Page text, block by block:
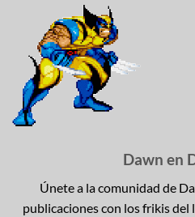
Dawn en
Únete a la comunidad de
publicaciones con los frikis